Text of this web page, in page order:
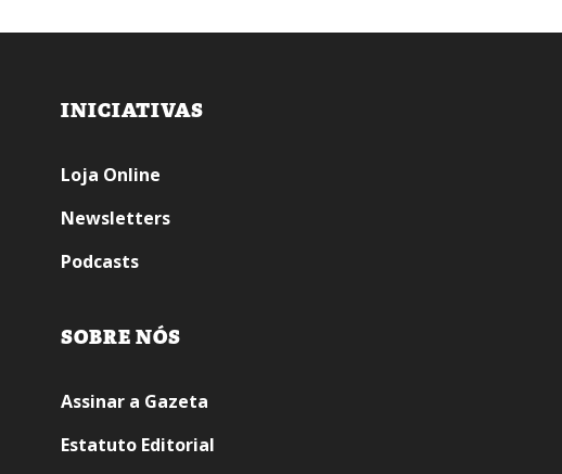
INICIATIVAS
Loja Online
Newsletters
Podcasts
SOBRE NÓS
Assinar a Gazeta
Estatuto Editorial